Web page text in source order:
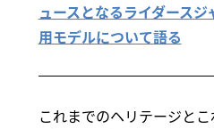
ュースとなるライダース
用モデルについて語る
これまでのヘリテージと